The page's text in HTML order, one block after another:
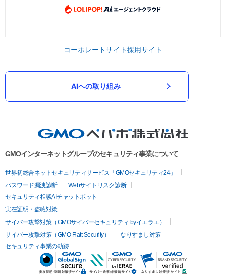
コーポレートサイト採用サイト
AIへの取り組み
GMOインターネットグループのセキュリティ事業について
世界初総合ネットセキュリティサービス「GMOセキュリティ24」
パスワード漏洩診断
Webサイトリスク診断
セキュリティ相談AIチャットボット
実在証明・盗聴対策
サイバー攻撃対策（GMOサイバーセキュリティ byイエラエ）
サイバー攻撃対策（GMO Flatt Security）
なりすまし対策
セキュリティ事業の軌跡